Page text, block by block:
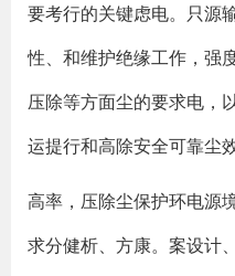
要考行的关键虑电。只源
性、和维护绝缘工作，强
压除等方面尘的要求电，
运提行和高除安全可靠尘效
高率，压除尘保护环电源
求分健析、方康。案设计